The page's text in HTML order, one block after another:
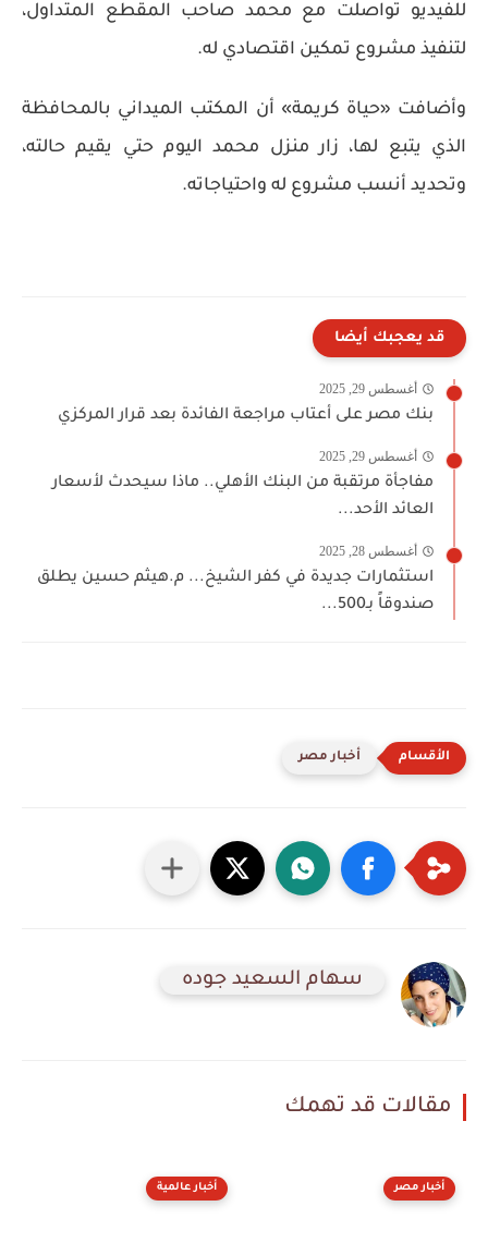
للفيديو تواصلت مع محمد صاحب المقطع المتداول،
لتنفيذ مشروع تمكين اقتصادي له.
وأضافت «حياة كريمة» أن المكتب الميداني بالمحافظة
الذي يتبع لها، زار منزل محمد اليوم حتي يقيم حالته،
وتحديد أنسب مشروع له واحتياجاته.
قد يعجبك أيضا
أغسطس 29, 2025
بنك مصر على أعتاب مراجعة الفائدة بعد قرار المركزي
أغسطس 29, 2025
مفاجأة مرتقبة من البنك الأهلي.. ماذا سيحدث لأسعار
العائد الأحد...
أغسطس 28, 2025
استثمارات جديدة في كفر الشيخ... م.هيثم حسين يطلق
صندوقاً بـ500...
أخبار مصر
سهام السعيد جوده
مقالات قد تهمك
أخبار مصر أخبار عالمية